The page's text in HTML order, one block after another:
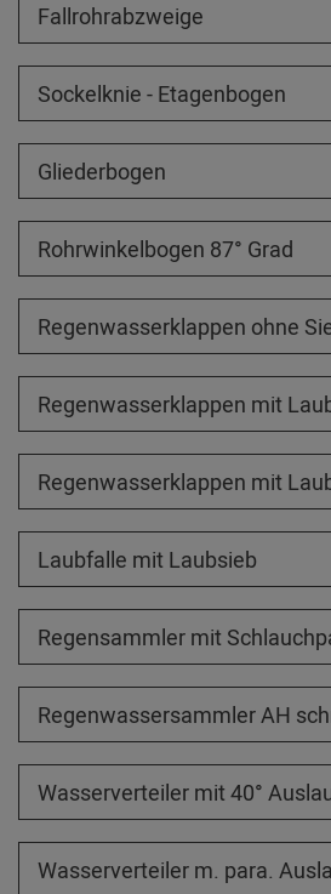
Fallrohrabzweige
Sockelknie - Etagenbogen
Gliederbogen
Rohrwinkelbogen 87° Grad
Regenwasserklappen ohne
Regenwasserklappen mit
Regenwasserklappen mit
Laubfalle mit Laubsieb
Regensammler mit
Regenwassersammler AH
Wasserverteiler mit 40°
Wasserverteiler m. para.